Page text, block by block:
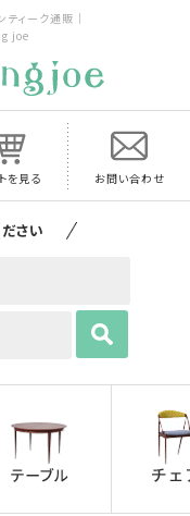
ティーク通販｜
joe
を見る お問い合わせ
さい